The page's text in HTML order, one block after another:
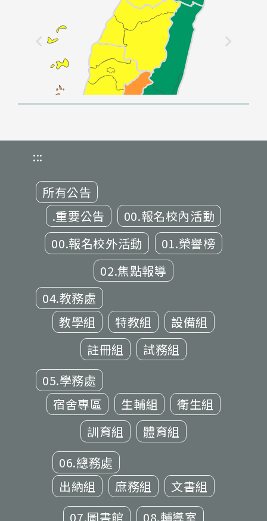
:::
所有公告
.重要公告
00.報名校內活動
00.報名校外活動
01.榮譽榜
02.焦點報導
04.教務處
教學組
特教組
設備組
註冊組
試務組
05.學務處
宿舍專區
生輔組
衛生組
訓育組
體育組
06.總務處
出納組
庶務組
文書組
07.圖書館
08.輔導室